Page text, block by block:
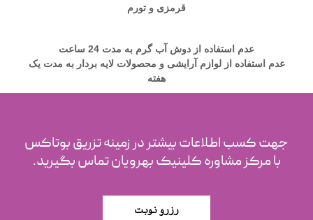
قرمزی و تورم
عدم استفاده از دوش آب گرم به مدت 24 ساعت
عدم استفاده از لوازم آرایشی و محصولات لایه بردار به مدت یک
هفته
جهت کسب اطلاعات بیشتر در زمینه تزریق بوتاکس
با مرکز مشاوره کلینیک بهرویان تماس بگیرید.
رزرو نوبت